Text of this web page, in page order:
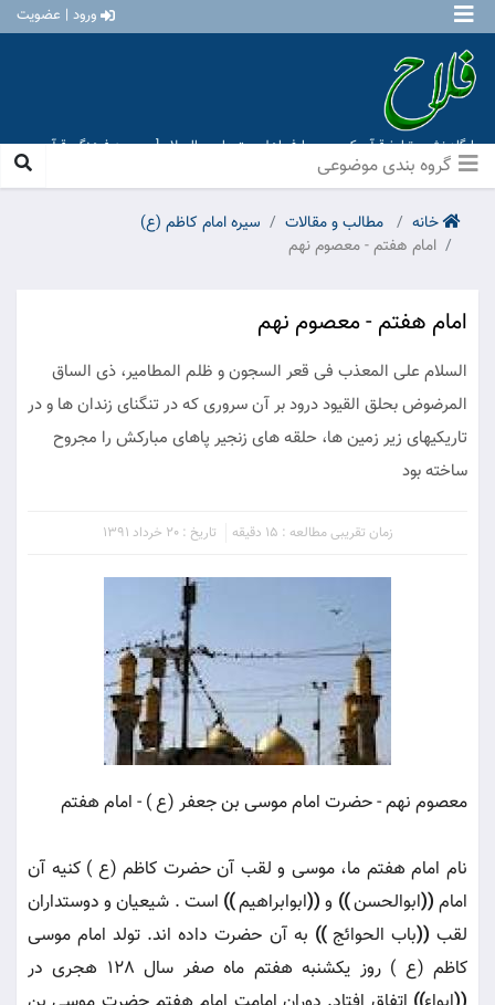
ورود | عضویت
پایگاه نشر و تبلیغ قرآن کریم و معارف اهل بیت علیهم السلام [ موسسه فرهنگی قرآن و
عترت منهاج عشق آباد ]
خانه مطالب و مقالات
سیره امام کاظم (ع)
امام هفتم - معصوم نهم
امام هفتم - معصوم نهم
السلام على المعذب فى قعر السجون و ظلم المطامير، ذى الساق
المرضوض بحلق القيود درود بر آن سرورى كه در تنگناى زندان ها و در
تاريكيهاى زير زمين ها، حلقه هاى زنجير پاهاى مباركش را مجروح
ساخته بود
زمان تقریبی مطالعه : 15 دقیقه تاریخ : 20 خرداد 1391
معصوم نهم - حضرت امام موسى بن جعفر (ع ) - امام هفتم
نام امام هفتم ما، موسى و لقب آن حضرت كاظم (ع ) كنيه آن
امام ((ابوالحسن)) و ((ابوابراهيم)) است . شيعيان و دوستداران
لقب ((باب الحوائج)) به آن حضرت داده اند. تولد امام موسى
كاظم (ع ) روز يكشنبه هفتم ماه صفر سال 128 هجرى در